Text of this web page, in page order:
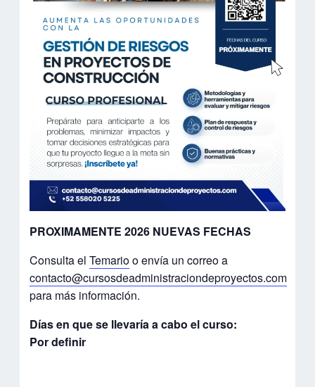
PROXIMAMENTE 2026 NUEVAS FECHAS
Consulta elTemarioo envía un correo a
contacto@cursosdeadministraciondeproyectos.com
para más información.
Días en que se llevaría a cabo el curso:
Por definir